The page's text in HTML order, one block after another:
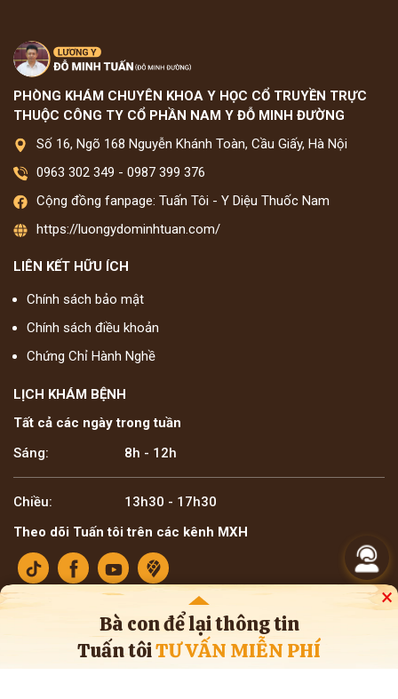
Bà con để lại thông tin
Tuấn tôiTƯ VẤN MIỄN PHÍ
×
PHÒNG KHÁM CHUYÊN KHOA Y HỌC CỔ TRUYỀN TRỰC
THUỘC CÔNG TY CỔ PHẦN NAM Y ĐỖ MINH ĐƯỜNG
Số 16, Ngõ 168 Nguyễn Khánh Toàn, Cầu Giấy, Hà Nội
0963 302 349 - 0987 399 376
Cộng đồng fanpage: Tuấn Tôi - Y Diệu Thuốc Nam
https://luongydominhtuan.com/
LIÊN KẾT HỮU ÍCH
Chính sách bảo mật
Chính sách điều khoản
Chứng Chỉ Hành Nghề
LỊCH KHÁM BỆNH
Tất cả các ngày trong tuần
Sáng:
8h - 12h
Chiều:
13h30 - 17h30
Theo dõi Tuấn tôi trên các kênh MXH
Bản quyền ©2025 Lương y Đỗ Minh Tuấn
* Thông tin trên website mang tính tham khảo nội bộ về y học cổ truyền. Bà con